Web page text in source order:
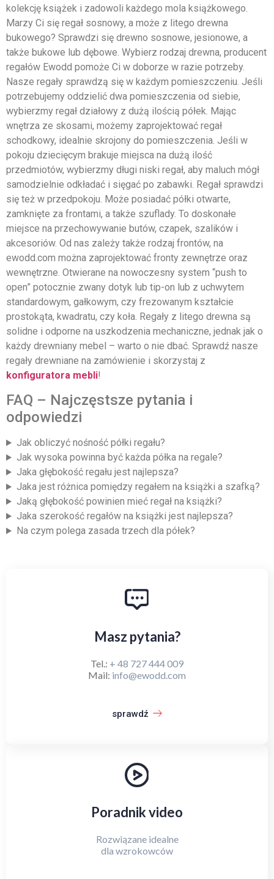
kolekcję książek i zadowoli każdego mola książkowego.
Marzy Ci się regał sosnowy, a może z litego drewna
bukowego? Sprawdzi się drewno sosnowe, jesionowe, a
także bukowe lub dębowe. Wybierz rodzaj drewna, producent
regałów Ewodd pomoże Ci w doborze w razie potrzeby.
Nasze regały sprawdzą się w każdym pomieszczeniu. Jeśli
potrzebujemy oddzielić dwa pomieszczenia od siebie,
wybierzmy regał działowy z dużą ilością półek. Mając
wnętrza ze skosami, możemy zaprojektować regał
schodkowy, idealnie skrojony do pomieszczenia. Jeśli w
pokoju dziecięcym brakuje miejsca na dużą ilość
przedmiotów, wybierzmy długi niski regał, aby maluch mógł
samodzielnie odkładać i sięgać po zabawki. Regał sprawdzi
się też w przedpokoju. Może posiadać półki otwarte,
zamknięte za frontami, a także szuflady. To doskonałe
miejsce na przechowywanie butów, czapek, szalików i
akcesoriów. Od nas zależy także rodzaj frontów, na
ewodd.com można zaprojektować fronty zewnętrze oraz
wewnętrzne. Otwierane na nowoczesny system “push to
open” potocznie zwany dotyk lub tip-on lub z uchwytem
standardowym, gałkowym, czy frezowanym kształcie
prostokąta, kwadratu, czy koła. Regały z litego drewna są
solidne i odporne na uszkodzenia mechaniczne, jednak jak o
każdy drewniany mebel – warto o nie dbać. Sprawdź nasze
regały drewniane na zamówienie i skorzystaj z
konfiguratora mebli!
FAQ – Najczęstsze pytania i
odpowiedzi
Jak obliczyć nośność półki regału?
Jak wysoka powinna być każda półka na regale?
Jaka głębokość regału jest najlepsza?
Jaka jest różnica pomiędzy regałem na książki a szafką?
Jaką głębokość powinien mieć regał na książki?
Jaka szerokość regałów na książki jest najlepsza?
Na czym polega zasada trzech dla półek?
Masz pytania?
Tel.: + 48 727 444 009
Mail: info@ewodd.com
sprawdź
Poradnik video
Rozwiązane idealne
dla wzrokowców